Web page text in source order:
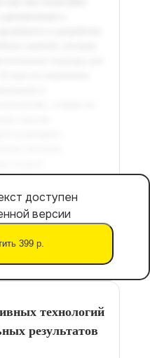
доступен
версии
399 р.
технологий
результатов